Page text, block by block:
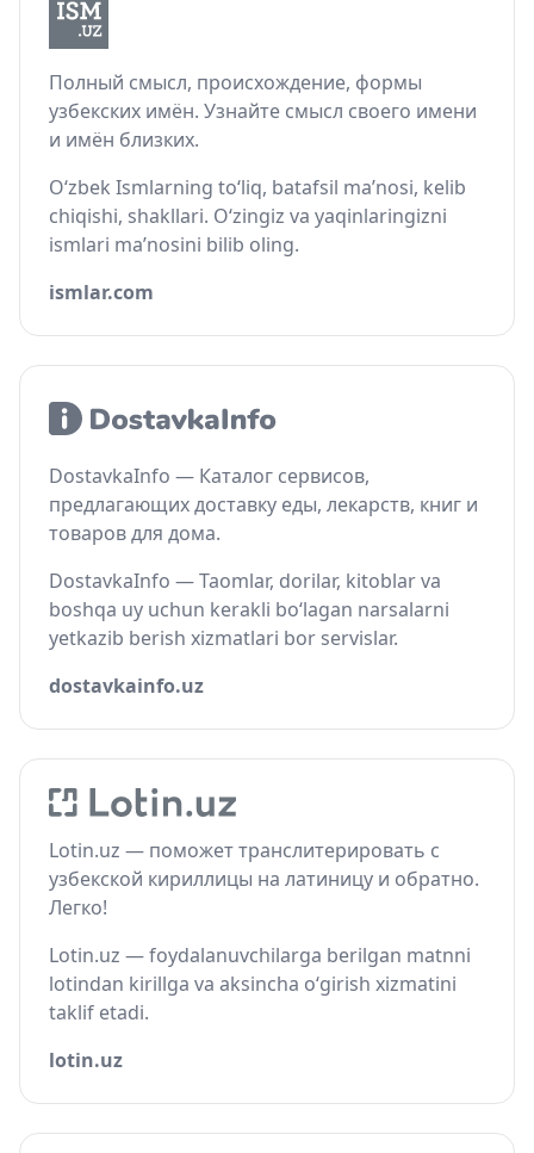
Полный смысл, происхождение, формы
узбекских имён. Узнайте смысл своего имени
и имён близких.
O‘zbek Ismlarning to‘liq, batafsil ma’nosi, kelib
chiqishi, shakllari. O‘zingiz va yaqinlaringizni
ismlari ma’nosini bilib oling.
ismlar.com
DostavkaInfo — Каталог сервисов,
предлагающих доставку еды, лекарств, книг и
товаров для дома.
DostavkaInfo — Taomlar, dorilar, kitoblar va
boshqa uy uchun kerakli bo‘lagan narsalarni
yetkazib berish xizmatlari bor servislar.
dostavkainfo.uz
Lotin.uz — поможет транслитерировать с
узбекской кириллицы на латиницу и обратно.
Легко!
Lotin.uz — foydalanuvchilarga berilgan matnni
lotindan kirillga va aksincha o‘girish xizmatini
taklif etadi.
lotin.uz